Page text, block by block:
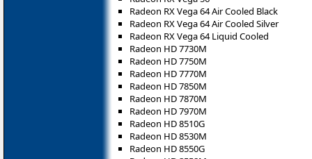
Radeon RX Vega 64 Air Cooled Black
Radeon RX Vega 64 Air Cooled Silver
Radeon RX Vega 64 Liquid Cooled
Radeon HD 7730M
Radeon HD 7750M
Radeon HD 7770M
Radeon HD 7850M
Radeon HD 7870M
Radeon HD 7970M
Radeon HD 8510G
Radeon HD 8530M
Radeon HD 8550G